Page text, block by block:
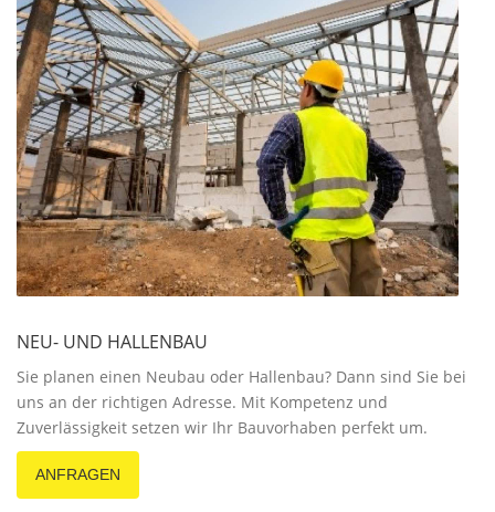
NEU- UND HALLENBAU
Sie planen einen Neubau oder Hallenbau? Dann sind Sie bei
uns an der richtigen Adresse. Mit Kompetenz und
Zuverlässigkeit setzen wir Ihr Bauvorhaben perfekt um.
ANFRAGEN